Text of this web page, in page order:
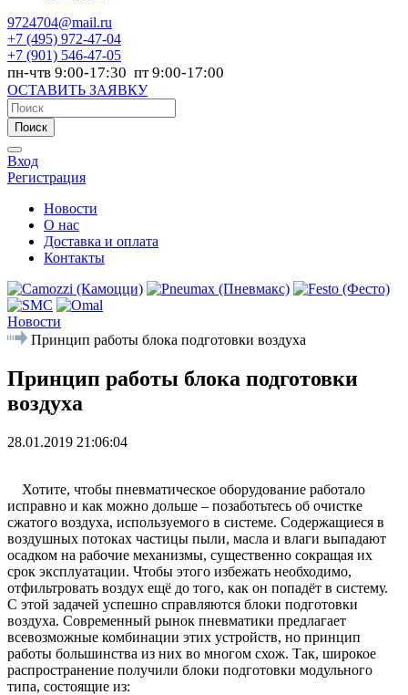
9724704@mail.ru
+7 (495) 972-47-04
+7 (901) 546-47-05
пн-чтв 9:00-17:30 пт 9:00-17:00
ОСТАВИТЬ ЗАЯВКУ
Поиск
Вход
Регистрация
Новости
О нас
Доставка и оплата
Контакты
Новости
Принцип работы блока подготовки воздуха
Принцип работы блока подготовки
воздуха
28.01.2019 21:06:04
Хотите, чтобы пневматическое оборудование работало
исправно и как можно дольше – позаботьтесь об очистке
сжатого воздуха, используемого в системе. Содержащиеся в
воздушных потоках частицы пыли, масла и влаги выпадают
осадком на рабочие механизмы, существенно сокращая их
срок эксплуатации. Чтобы этого избежать необходимо,
отфильтровать воздух ещё до того, как он попадёт в систему.
С этой задачей успешно справляются блоки подготовки
воздуха. Современный рынок пневматики предлагает
всевозможные комбинации этих устройств, но принцип
работы большинства из них во многом схож. Так, широкое
распространение получили блоки подготовки модульного
типа, состоящие из: